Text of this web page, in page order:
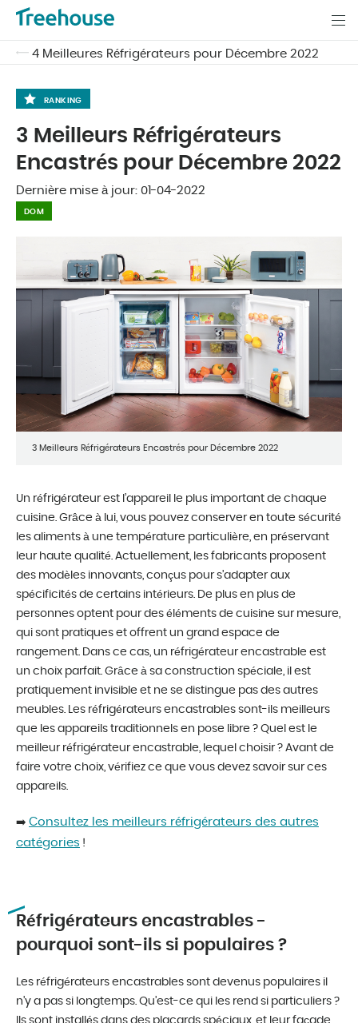
4 Meilleures Réfrigérateurs pour Décembre 2022
RANKING
Dernière mise à jour: 01-04-2022
DOM
3 Meilleurs Réfrigérateurs
Encastrés pour Décembre 2022
3 Meilleurs Réfrigérateurs Encastrés pour Décembre 2022
Un réfrigérateur est l’appareil le plus important de chaque
cuisine. Grâce à lui, vous pouvez conserver en toute sécurité
les aliments à une température particulière, en préservant
leur haute qualité. Actuellement, les fabricants proposent
des modèles innovants, conçus pour s’adapter aux
spécificités de certains intérieurs. De plus en plus de
personnes optent pour des éléments de cuisine sur mesure,
qui sont pratiques et offrent un grand espace de
rangement. Dans ce cas, un réfrigérateur encastrable est
un choix parfait. Grâce à sa construction spéciale, il est
pratiquement invisible et ne se distingue pas des autres
meubles. Les réfrigérateurs encastrables sont-ils meilleurs
que les appareils traditionnels en pose libre ? Quel est le
meilleur réfrigérateur encastrable, lequel choisir ? Avant de
faire votre choix, vérifiez ce que vous devez savoir sur ces
appareils.
➡️ Consultez les meilleurs réfrigérateurs des autres
catégories !
Réfrigérateurs encastrables -
pourquoi sont-ils si populaires ?
Les réfrigérateurs encastrables sont devenus populaires il
n’y a pas si longtemps. Qu’est-ce qui les rend si particuliers ?
Ils sont installés dans des placards spéciaux, et leur façade